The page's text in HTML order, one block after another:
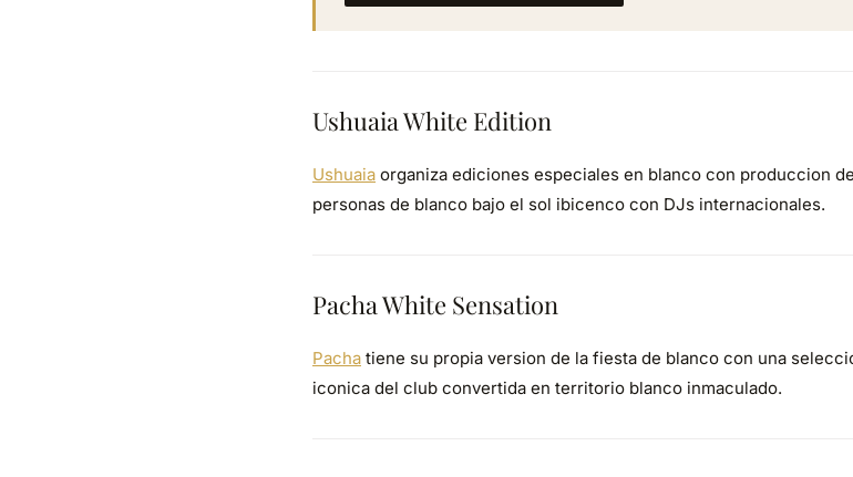
Ushuaia White Edition
Ushuaia organiza ediciones especiales en blanco con produccion
personas de blanco bajo el sol ibicenco con DJs internacionales.
Pacha White Sensation
Pacha tiene su propia version de la fiesta de blanco con una
iconica del club convertida en territorio blanco inmaculado.